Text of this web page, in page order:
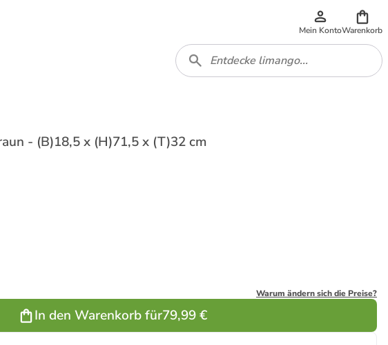
Mein KontoWarenkorb
- (B)18,5 x (H)71,5 x (T)32 cm
Warum ändern sich die Preise?
In den Warenkorb für79,99 €